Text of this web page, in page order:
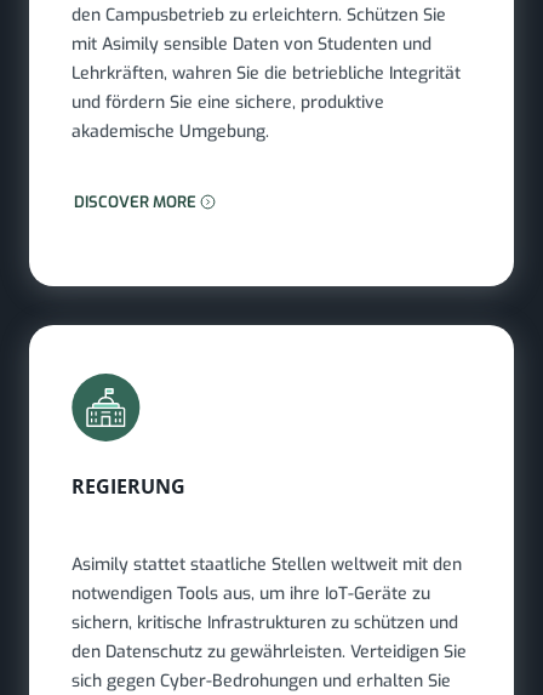
den Campusbetrieb zu erleichtern. Schützen Sie
mit Asimily sensible Daten von Studenten und
Lehrkräften, wahren Sie die betriebliche Integrität
und fördern Sie eine sichere, produktive
akademische Umgebung.
DISCOVER MORE MEHR ERFAHREN: HOCHSCHULBILDUNG
REGIERUNG
Asimily stattet staatliche Stellen weltweit mit den
notwendigen Tools aus, um ihre IoT-Geräte zu
sichern, kritische Infrastrukturen zu schützen und
den Datenschutz zu gewährleisten. Verteidigen Sie
sich gegen Cyber-Bedrohungen und erhalten Sie